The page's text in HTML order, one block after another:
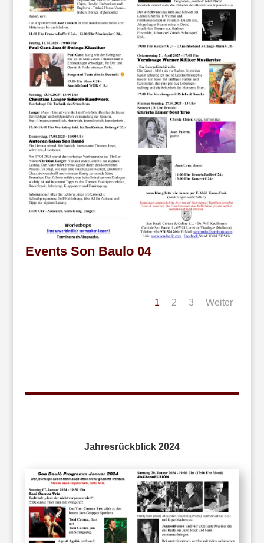
Events Son Baulo 04
1 2 3 Weiter
Jahresrückblick 2024